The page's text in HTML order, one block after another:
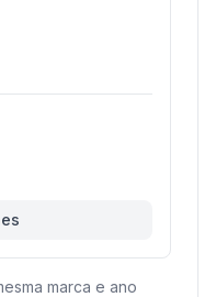
marca e ano